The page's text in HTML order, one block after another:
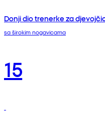
Donji dio trenerke za
sa širokim nogavicama
15